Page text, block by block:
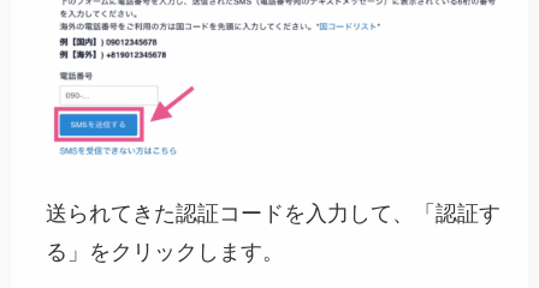
送られてきた認証コードを入力して、「認証す
る」をクリックします。